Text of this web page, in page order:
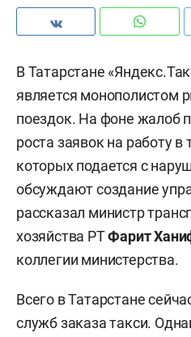
В Татарстане
является монополистом
поездок. На фоне жалоб
роста заявок на работу в
которых подается с
обсуждают создание
рассказал министр
хозяйства РТФарит
коллегии министерства.
Всего в Татарстане
служб заказа такси.